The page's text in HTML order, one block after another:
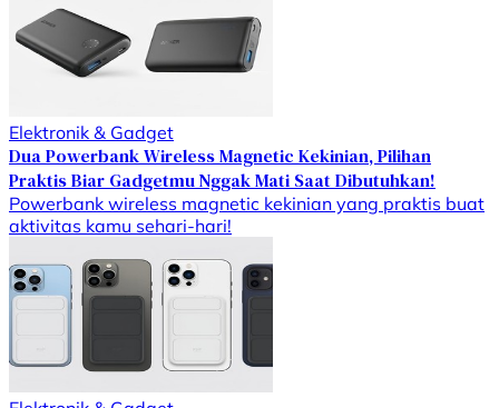
Elektronik & Gadget
Dua Powerbank Wireless Magnetic Kekinian, Pilihan
Praktis Biar Gadgetmu Nggak Mati Saat Dibutuhkan!
Powerbank wireless magnetic kekinian yang praktis buat
aktivitas kamu sehari-hari!